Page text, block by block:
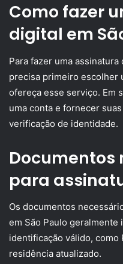
Como fazer
digital em
Para fazer uma
precisa primeiro escolher
ofereça esse serviço. Em
uma conta e fornecer
verificação de identidade.
Documentos
para
Os documentos
em São Paulo
identificação válido, como
residência atualizado.